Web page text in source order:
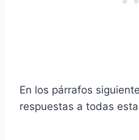
En los párrafos
respuestas a todas